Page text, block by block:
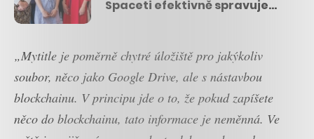
Spaceti efektivně spravuje
„Mytitle je poměrně chytré úložiště pro jakýkoliv
soubor, něco jako Google Drive, ale s nástavbou
blockchainu. V principu jde o to, že pokud zapíšete
něco do blockchainu, tato informace je neměnná. Ve